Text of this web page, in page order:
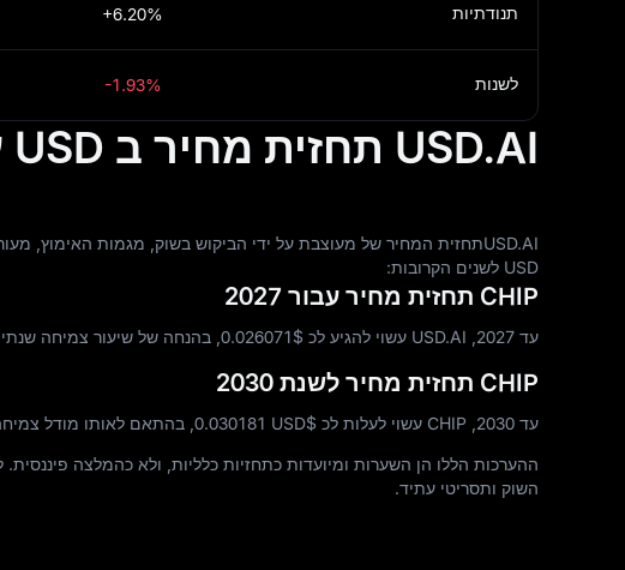
תנודתיות +6.20%
לשנות -1.93%
USD.AI תחזית מחיר ב USD עבור 2027 ו-2030
USD לשנים הקרובות:
CHIP תחזית מחיר עבור 2027
עד 2027, USD.AI עשוי להגיע לכ $‎0.026071, בהנחה של שיעור צמיחה שנתי יציב של ‎5%‎ מרמת המחיר הנוכחית.
CHIP תחזית מחיר לשנת 2030
עד 2030, CHIP עשוי לעלות לכ $‎0.030181 USD, בהתאם לאותו מודל צמיחה ארוך טווח.
ההערכות הללו הן השערות ומיועדות כתחזיות כלליות, ולא כהמלצה פיננסית.
השוק ותסריטי עתיד.